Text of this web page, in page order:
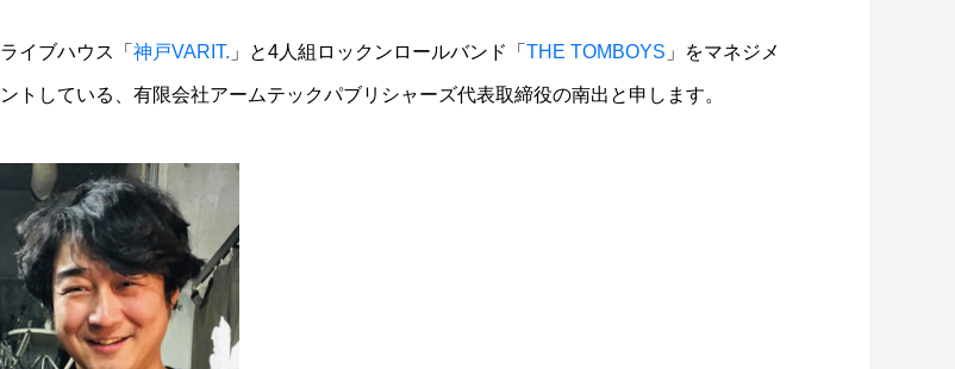
ライブハウス「神戸VARIT. 」と4人組ロックンロールバンド「THE TOMBOYS 」をマネジメ
ントしている、有限会社アームテックパブリシャーズ代表取締役の南出と申します。